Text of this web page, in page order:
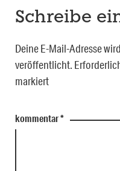
Schreibe
Deine E-Mail-Adresse
veröffentlicht.
markiert
kommentar*